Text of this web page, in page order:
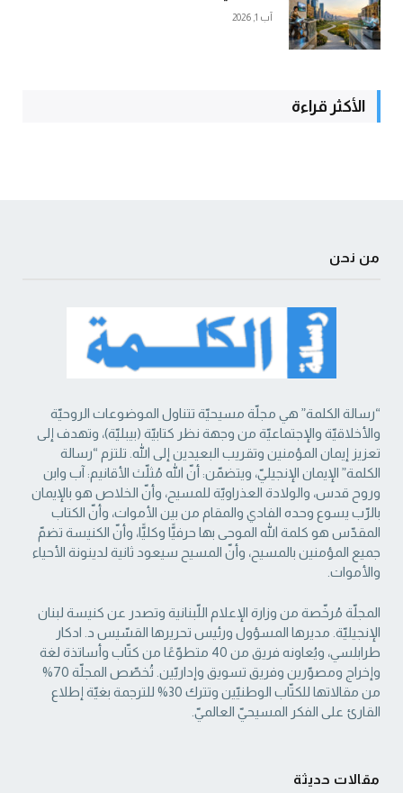
آب 1, 2026
الأكثر قراءة
من نحن
“رسالة الكلمة” هي مجلّة مسيحيّة تتناول الموضوعات الروحيّة
والأخلاقيّة والإجتماعيّة من ‏وجهة نظر كتابيّة (بيبليّة)، وتهدف إلى
تعزيز إيمان المؤمنين وتقريب البعيدين إلى الله. تلتزم “رسالة
‏الكلمة” الإيمان الإنجيليّ، ويتضمّن: أنّ الله مُثلّث الأقانيم: آب وابن
وروح قدس، والولادة العذراويّة ‏للمسيح، وأنّ الخلاص هو بالإيمان
بالرّب يسوع وحده الفادي والمقام من بين الأموات، وأنّ الكتاب
‏المقدّس هو كلمة الله الموحى بها حرفيًّا وكليًّا، وأنّ الكنيسة تضمّ
جميع المؤمنين بالمسيح، وأنّ المسيح ‏سيعود ثانية لدينونة الأحياء
والأموات. ‏
المجلّة مُرخّصة من وزارة الإعلام اللّبنانية وتصدر عن كنيسة لبنان
الإنجيليّة. مديرها المسؤول ‏ورئيس تحريرها القسّيس د. ادكار
طرابلسي، ويُعاونه فريق من 40 متطوّعًا من كتّاب وأساتذة لغة
‏وإخراج ومصوّرين وفريق تسويق وإداريّين. تُخصّص المجلّة 70%
من مقالاتها للكتّاب الوطنيّين ‏وتترك 30% للترجمة بغيّة إطلاع
القارئ على الفكر المسيحيّ العالميّ.‏
مقالات حديثة